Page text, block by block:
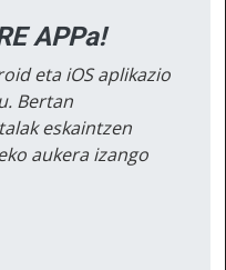
APPa!
eta iOS aplikazio
Bertan
eskaintzen
aukera izango